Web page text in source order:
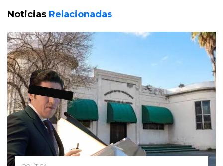
Noticias Relacionadas